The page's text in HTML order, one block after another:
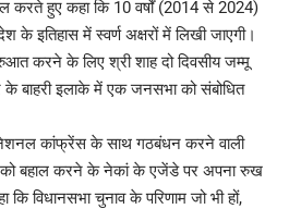
करते हुए कहा कि 10 वर्षों (2014 से 2024)
इतिहास में स्वर्ण अक्षरों में लिखी जाएगी।
करने के लिए श्री शाह दो दिवसीय जम्मू
के बाहरी इलाके में एक जनसभा को संबोधित
नेशनल कांफ्रेंस के साथ गठबंधन करने वाली
को बहाल करने के नेकां के एजेंडे पर अपना रुख
कि विधानसभा चुनाव के परिणाम जो भी हों,